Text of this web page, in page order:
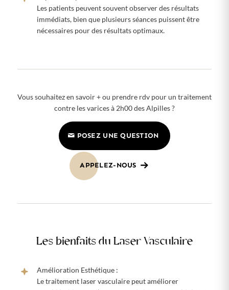
Les patients peuvent souvent observer des résultats
immédiats, bien que plusieurs séances puissent être
nécessaires pour des résultats optimaux.
Vous souhaitez en savoir + ou prendre rdv pour un traitement
contre les varices à 2h00 des Alpilles ?
POSEZ UNE QUESTION
APPELEZ-NOUS
Les bienfaits du Laser Vasculaire
Amélioration Esthétique :
Le traitement laser vasculaire peut améliorer